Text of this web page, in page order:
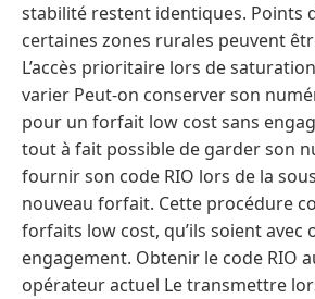
stabilité restent identiques. Points
certaines zones rurales peuvent
L’accès prioritaire lors de
varier Peut-on conserver son
pour un forfait low cost sans
tout à fait possible de garder son
fournir son code RIO lors de la
nouveau forfait. Cette procédure
forfaits low cost, qu’ils soient avec
engagement. Obtenir le code RIO
opérateur actuel Le transmettre